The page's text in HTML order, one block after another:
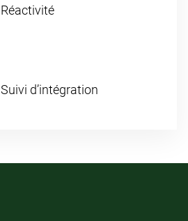
Réactivité
Suivi d’intégration